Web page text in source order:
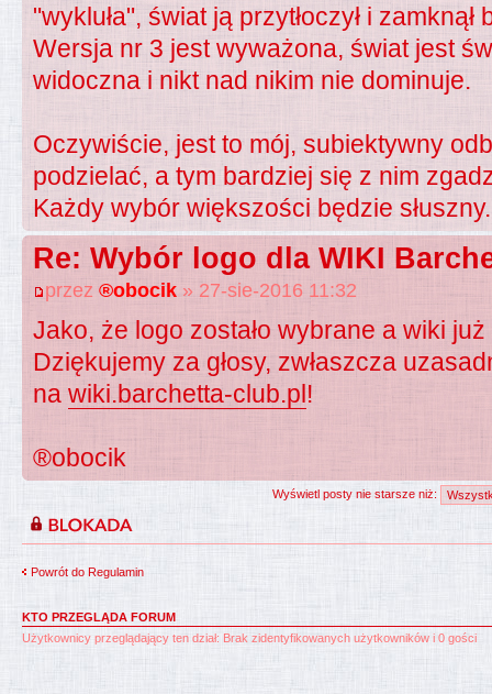
"wykluła", świat ją przytłoczył i
Wersja nr 3 jest wyważona, świat jest
widoczna i nikt nad nikim nie dominuje.
Oczywiście, jest to mój, subiektywny
podzielać, a tym bardziej się z nim
Każdy wybór większości będzie słuszny.
Re: Wybór logo dla WIKI
przez ®obocik » 27-sie-2016 11:32
Jako, że logo zostało wybrane a wiki
Dziękujemy za głosy, zwłaszcza
na wiki.barchetta-club.pl!
®obocik
Wyświetl posty nie starsze niż:
Powrót do Regulamin
KTO PRZEGLĄDA FORUM
Użytkownicy przeglądający ten dział: Brak zidentyfikowanych użytkowników i 0 gości